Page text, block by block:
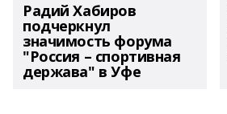
Радий Хабиров
подчеркнул
значимость форума
"Россия – спортивная
держава" в Уфе